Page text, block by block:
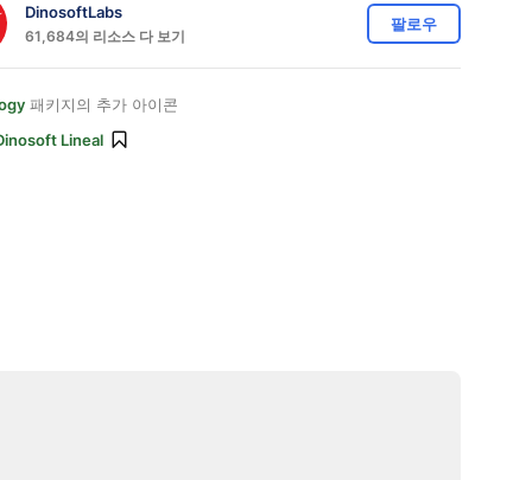
DinosoftLabs
61,684의 리소스 다 보기
팔로우
패키지의 추가 아이콘
Lineal